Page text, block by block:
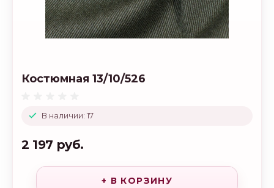
В наличии: 17
Костюмная 13/10/526
2 197 руб.
+ В КОРЗИНУ